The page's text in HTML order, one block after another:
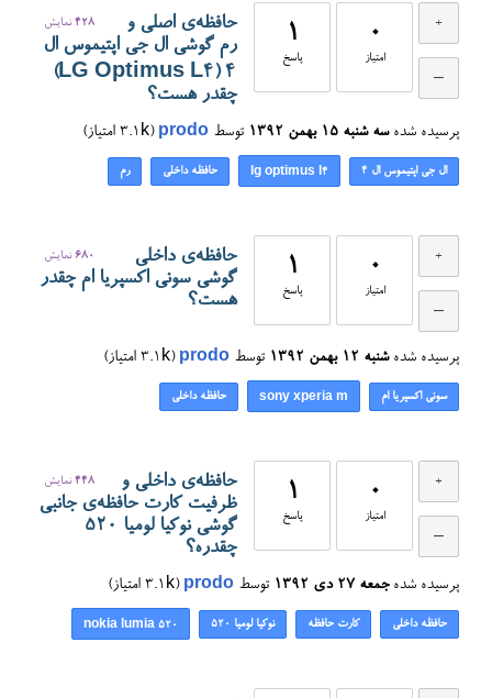
0
امتیاز
1
پاسخ
428 نمایش
حافظه‌ی اصلی و
رم گوشی ال جی اپتیموس ال
۴ (LG Optimus L4)
چقدر هست؟
پرسیده شده سه شنبه ۱۵ بهمن ۱۳۹۲ توسط prodo
(
3.1k امتیاز)
ال جی اپتیموس ال ۴ lg optimus l4 حافظه داخلی رم
0
امتیاز
1
پاسخ
680 نمایش
حافظه‌ی داخلی
گوشی سونی اکسپریا ام چقدر
هست؟
پرسیده شده شنبه ۱۲ بهمن ۱۳۹۲ توسط prodo
(
3.1k امتیاز)
سونی اکسپریا ام sony xperia m حافظه داخلی
0
امتیاز
1
پاسخ
448 نمایش
حافظه‌ی داخلی و
ظرفیت کارت حافظه‌ی جانبی
گوشی نوکیا لومیا ۵۲۰
چقدره؟
پرسیده شده جمعه ۲۷ دی ۱۳۹۲ توسط prodo
(
3.1k امتیاز)
حافظه داخلی کارت حافظه نوکیا لومیا ۵۲۰ nokia lumia 520